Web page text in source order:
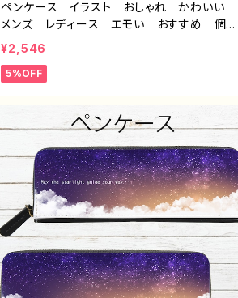
ペンケース イラスト おしゃれ かわいい
メンズ レディース エモい おすすめ 個性
的 綺麗 人気 イラストレーター クリエイ
ター 絵師 オリジナル デザイン グッズ
タイトル：「星夜のペンケース」 作：星灯れぬ
¥2,546
5%OFF